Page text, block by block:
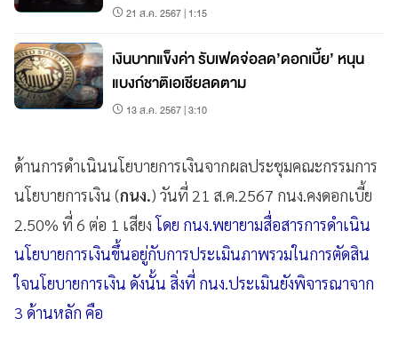
21 ส.ค. 2567 | 1:15
เงินบาทแข็งค่า รับเฟดจ่อลด’ดอกเบี้ย’ หนุน
แบงก์ชาติเอเชียลดตาม
13 ส.ค. 2567 | 3:10
ด้านการดำเนินนโยบายการเงินจากผลประชุมคณะกรรมการ
นโยบายการเงิน (กนง.) วันที่ 21 ส.ค.2567 กนง.คงดอกเบี้ย
2.50% ที่ 6 ต่อ 1 เสียงโดย กนง.พยายามสื่อสารการดำเนิน
นโยบายการเงินขึ้นอยู่กับการประเมินภาพรวมในการตัดสิน
ใจนโยบายการเงิน ดังนั้น สิ่งที่ กนง.ประเมินยังพิจารณาจาก
3 ด้านหลัก คือ